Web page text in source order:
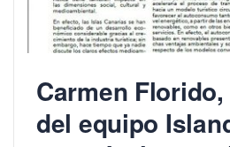
Carmen
del equipo